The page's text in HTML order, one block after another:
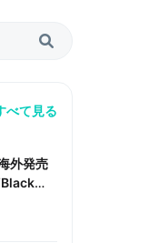
べて見る
外発売